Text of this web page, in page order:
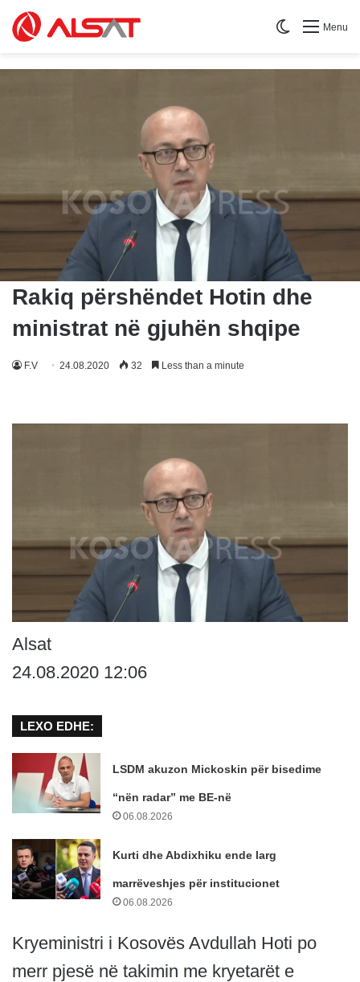
Menu
Switch skin
Rakiq përshëndet Hotin dhe
ministrat në gjuhën shqipe
F.V 24.08.2020 32 Less than a minute
Alsat
24.08.2020 12:06
LEXO EDHE:
LSDM akuzon Mickoskin për bisedime
“nën radar” me BE-në
06.08.2026
Kurti dhe Abdixhiku ende larg
marrëveshjes për institucionet
06.08.2026
Kryeministri i Kosovës Avdullah Hoti po
merr pjesë në takimin me kryetarët e